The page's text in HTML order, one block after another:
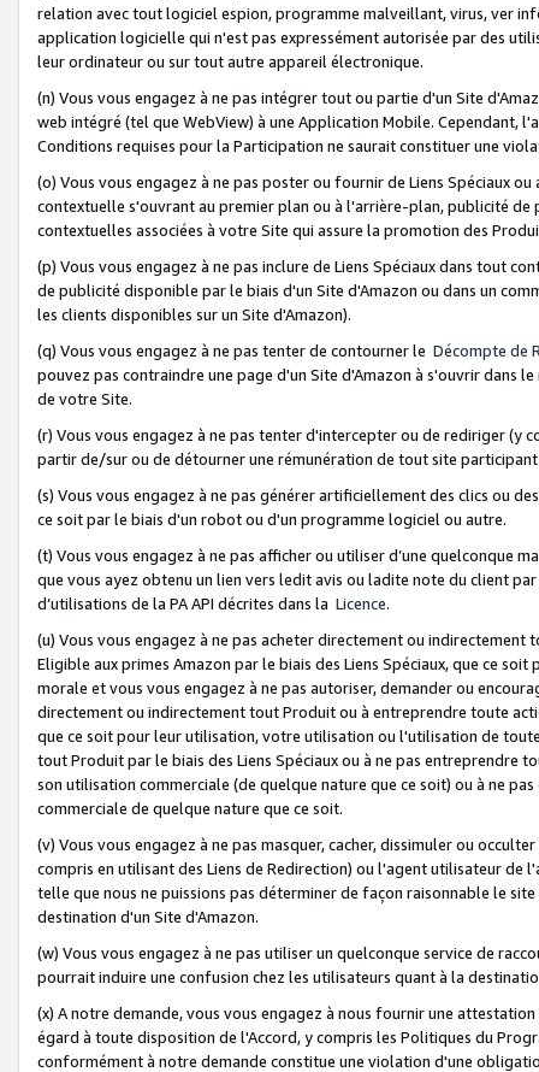
relation avec tout logiciel espion, programme malveillant, virus, ver
application logicielle qui n'est pas expressément autorisée par des
leur ordinateur ou sur tout autre appareil électronique.
(n) Vous vous engagez à ne pas intégrer tout ou partie d'un Site
web intégré (tel que WebView) à une Application Mobile. Cependant,
Conditions requises pour la Participation ne saurait constituer une
(o) Vous vous engagez à ne pas poster ou fournir de Liens Spéciaux
contextuelle s'ouvrant au premier plan ou à l'arrière-plan, publicité
contextuelles associées à votre Site qui assure la promotion des
(p) Vous vous engagez à ne pas inclure de Liens Spéciaux dans tout
de publicité disponible par le biais d'un Site d'Amazon ou dans un
les clients disponibles sur un Site d'Amazon).
(q) Vous vous engagez à ne pas tenter de contourner le Décompte de
pouvez pas contraindre une page d'un Site d'Amazon à s'ouvrir dans
de votre Site.
(r) Vous vous engagez à ne pas tenter d'intercepter ou de rediriger
partir de/sur ou de détourner une rémunération de tout site
(s) Vous vous engagez à ne pas générer artificiellement des clics ou
ce soit par le biais d'un robot ou d'un programme logiciel ou autre.
(t) Vous vous engagez à ne pas afficher ou utiliser d’une quelconque
que vous ayez obtenu un lien vers ledit avis ou ladite note du client
d’utilisations de la PA API décrites dans la Licence.
(u) Vous vous engagez à ne pas acheter directement ou
Eligible aux primes Amazon par le biais des Liens Spéciaux, que ce
morale et vous vous engagez à ne pas autoriser, demander ou
directement ou indirectement tout Produit ou à entreprendre toute
que ce soit pour leur utilisation, votre utilisation ou l'utilisation de
tout Produit par le biais des Liens Spéciaux ou à ne pas entreprendre
son utilisation commerciale (de quelque nature que ce soit) ou à ne
commerciale de quelque nature que ce soit.
(v) Vous vous engagez à ne pas masquer, cacher, dissimuler ou
compris en utilisant des Liens de Redirection) ou l'agent utilisateur
telle que nous ne puissions pas déterminer de façon raisonnable le
destination d'un Site d'Amazon.
(w) Vous vous engagez à ne pas utiliser un quelconque service de
pourrait induire une confusion chez les utilisateurs quant à la
(x) A notre demande, vous vous engagez à nous fournir une
égard à toute disposition de l'Accord, y compris les Politiques du
conformément à notre demande constitue une violation d'une